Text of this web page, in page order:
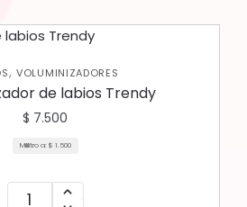
,VOLUMINIZADORES
de labios Trendy
$ 7.500
Mililitro a: $ 1.500